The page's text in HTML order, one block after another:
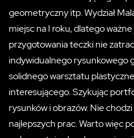
geometryczny itp. Wydział
miejsc na I roku, dlatego
przygotowania teczki nie
indywidualnego rysunkowego
solidnego warsztatu
interesującego. Szykując
rysunków i obrazów. Nie
najlepszych prac. Warto więc